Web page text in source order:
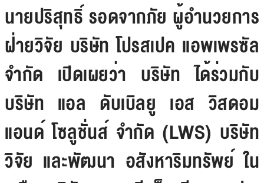
นายปริสุทธิ์ รอดจากภัย ผู้อำนวยการ
ฝ่ายวิจัย บริษัท โปรสเปค แอพเพรซัล
จำกัด เปิดเผยว่า บริษัท ได้ร่วมกับ
บริษัท แอล ดับเบิลยู เอส วิสดอม
แอนด์ โซลูชั่นส์ จำกัด (LWS) บริษัท
วิจัย และพัฒนา อสังหาริมทรัพย์ ใน